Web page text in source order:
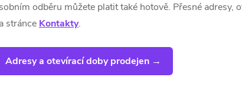
odběru můžete platit také hotově. Přesné
stránce Kontakty.
Adresy a otevírací doby prodejen →